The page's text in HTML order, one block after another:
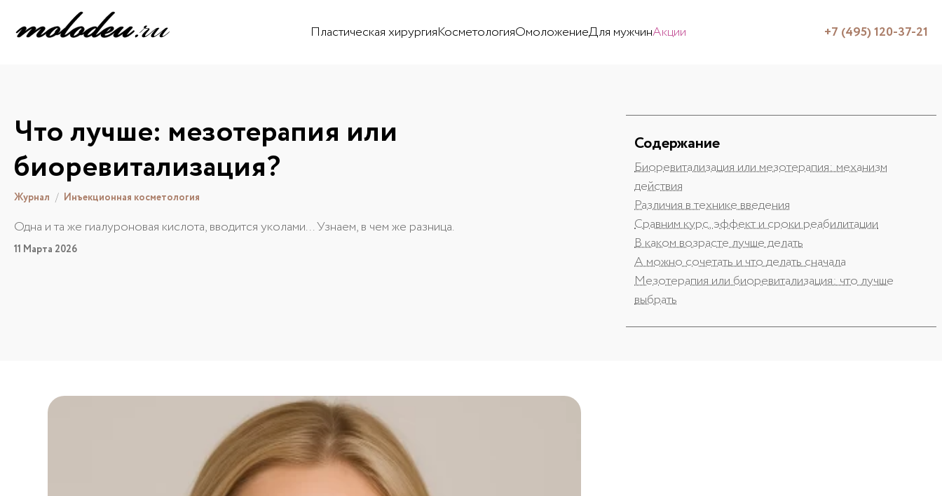
Пластическая хирургияКосметологияОмоложениеДля мужчинАкции +7 (495) 120-37-21
Что лучше: мезотерапия или
биоревитализация?
Журнал Инъекционная косметология
Одна и та же гиалуроновая кислота, вводится уколами... Узнаем, в чем же разница.
11 Марта 2026
Содержание
Биоревитализация или мезотерапия: механизм
действия
Различия в технике введения
Сравним курс, эффект и сроки реабилитации
В каком возрасте лучше делать
А можно сочетать и что делать сначала
Мезотерапия или биоревитализация: что лучше
выбрать